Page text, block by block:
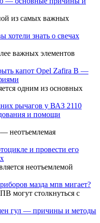
из самых важных
хотели знать о свечах
важных элементов
капот Opel Zafira B —
одним из основных
рычагов у ВАЗ 2110
и помощи
неотъемлемая
и провести его
неотъемлемой
мазда мпв мигает?
могут столкнуться с
гул — причины и методы